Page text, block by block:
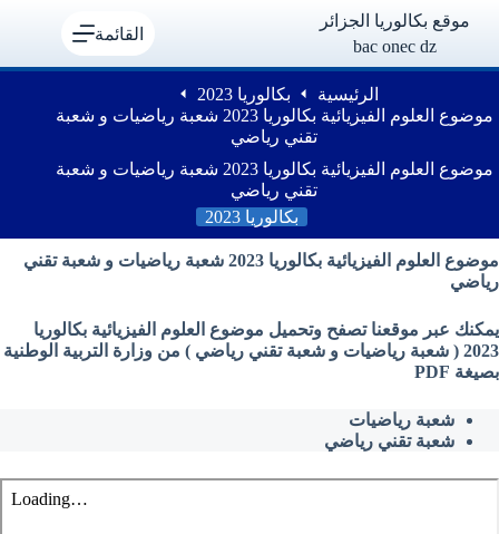
موقع بكالوريا الجزائر
bac onec dz
القائمة
الرئيسية
بكالوريا 2023
موضوع العلوم الفيزيائية بكالوريا 2023 شعبة رياضيات و شعبة
تقني رياضي
موضوع العلوم الفيزيائية بكالوريا 2023 شعبة رياضيات و شعبة
تقني رياضي
بكالوريا 2023
موضوع العلوم الفيزيائية بكالوريا 2023 شعبة رياضيات و شعبة تقني
رياضي
يمكنك عبر موقعنا تصفح وتحميل موضوع العلوم الفيزيائية بكالوريا
2023 ( شعبة رياضيات و شعبة تقني رياضي ) من وزارة التربية الوطنية
بصيغة PDF
شعبة رياضيات
شعبة تقني رياضي